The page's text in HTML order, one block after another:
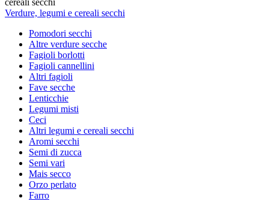
cereali secchi
Verdure, legumi e cereali secchi
Pomodori secchi
Altre verdure secche
Fagioli borlotti
Fagioli cannellini
Altri fagioli
Fave secche
Lenticchie
Legumi misti
Ceci
Altri legumi e cereali secchi
Aromi secchi
Semi di zucca
Semi vari
Mais secco
Orzo perlato
Farro